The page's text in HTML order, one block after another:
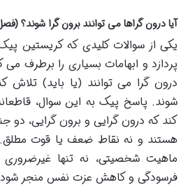
آیا درون گراها می توانند برون گرا شوند؟ (فصل
یکی از سوالات کلیدی که کریستین
پردازد و ابهامات بسیاری را برطرف می
درون گرا می توانند (یا باید) تلاش
شوند. پاسخ پیک به این سوال،
کند که درون گرایی و برون گرایی، دو
هستند و نه نقاط ضعف یا قوت مطلق.
ماهیت شخصیتی، نه تنها
فرسودگی و کاهش عزت نفس منجر